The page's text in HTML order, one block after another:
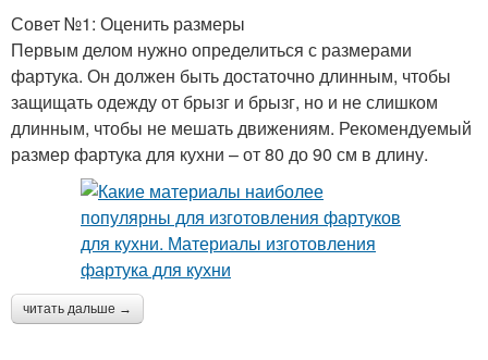
Совет №1: Оценить размеры
Первым делом нужно определиться с размерами
фартука. Он должен быть достаточно длинным, чтобы
защищать одежду от брызг и брызг, но и не слишком
длинным, чтобы не мешать движениям. Рекомендуемый
размер фартука для кухни – от 80 до 90 см в длину.
читать дальше →